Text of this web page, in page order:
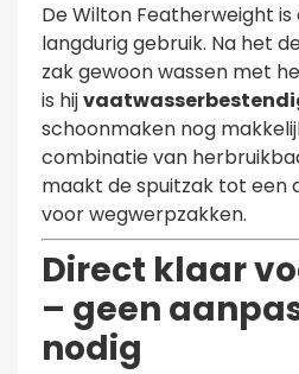
De Wilton Featherweight
langdurig gebruik. Na het
zak gewoon wassen met
is hij
schoonmaken nog
combinatie van
maakt de spuitzak tot een
voor wegwerpzakken.
Direct klaar
– geen
nodig